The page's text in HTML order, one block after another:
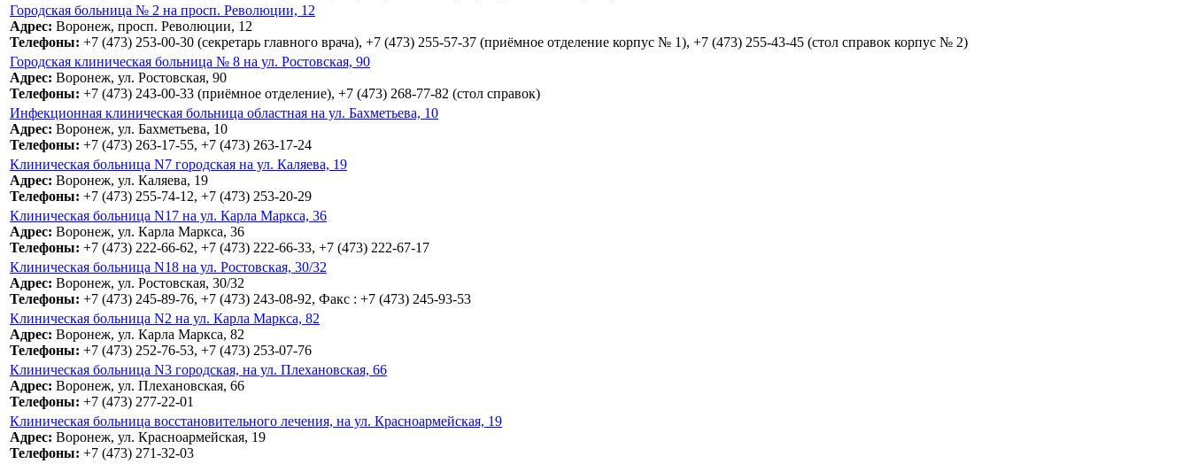
Городская больница № 2 на просп. Революции, 12
Адрес: Воронеж, просп. Революции, 12
Телефоны: +7 (473) 253-00-30 (секретарь главного врача), +7 (473) 255-57-37 (приёмное отделение корпус № 1), +7 (473) 255-43-45 (стол справок корпус № 2)
Городская клиническая больница № 8 на ул. Ростовская, 90
Адрес: Воронеж, ул. Ростовская, 90
Телефоны: +7 (473) 243-00-33 (приёмное отделение), +7 (473) 268-77-82 (стол справок)
Инфекционная клиническая больница областная на ул. Бахметьева, 10
Адрес: Воронеж, ул. Бахметьева, 10
Телефоны: +7 (473) 263-17-55, +7 (473) 263-17-24
Клиническая больница N7 городская на ул. Каляева, 19
Адрес: Воронеж, ул. Каляева, 19
Телефоны: +7 (473) 255-74-12, +7 (473) 253-20-29
Клиническая больница N17 на ул. Карла Маркса, 36
Адрес: Воронеж, ул. Карла Маркса, 36
Телефоны: +7 (473) 222-66-62, +7 (473) 222-66-33, +7 (473) 222-67-17
Клиническая больница N18 на ул. Ростовская, 30/32
Адрес: Воронеж, ул. Ростовская, 30/32
Телефоны: +7 (473) 245-89-76, +7 (473) 243-08-92, Факс : +7 (473) 245-93-53
Клиническая больница N2 на ул. Карла Маркса, 82
Адрес: Воронеж, ул. Карла Маркса, 82
Телефоны: +7 (473) 252-76-53, +7 (473) 253-07-76
Клиническая больница N3 городская, на ул. Плехановская, 66
Адрес: Воронеж, ул. Плехановская, 66
Телефоны: +7 (473) 277-22-01
Клиническая больница восстановительного лечения, на ул. Красноармейская, 19
Адрес: Воронеж, ул. Красноармейская, 19
Телефоны: +7 (473) 271-32-03